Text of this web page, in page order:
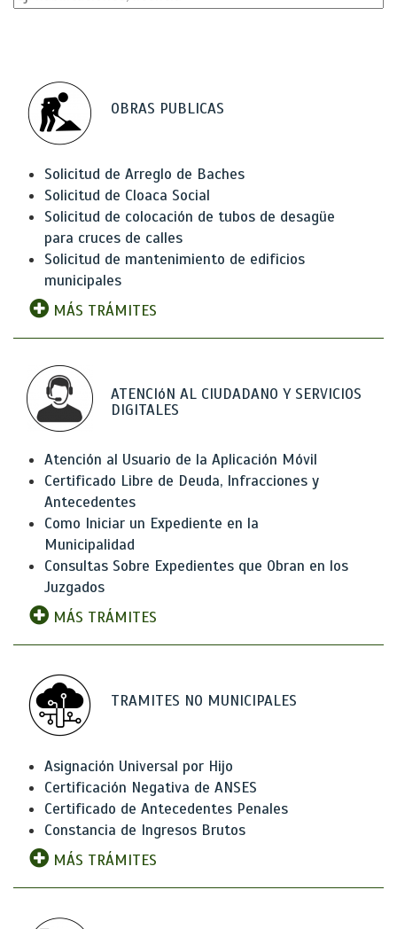
OBRAS PUBLICAS
Solicitud de Arreglo de Baches
Solicitud de Cloaca Social
Solicitud de colocación de tubos de desagüe
para cruces de calles
Solicitud de mantenimiento de edificios
municipales
MÁS TRÁMITES
ATENCIóN AL CIUDADANO Y SERVICIOS
DIGITALES
Atención al Usuario de la Aplicación Móvil
Certificado Libre de Deuda, Infracciones y
Antecedentes
Como Iniciar un Expediente en la
Municipalidad
Consultas Sobre Expedientes que Obran en los
Juzgados
MÁS TRÁMITES
TRAMITES NO MUNICIPALES
Asignación Universal por Hijo
Certificación Negativa de ANSES
Certificado de Antecedentes Penales
Constancia de Ingresos Brutos
MÁS TRÁMITES